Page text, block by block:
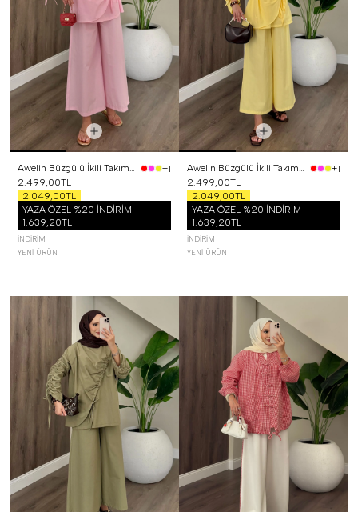
Awelin Büzgülü İkili Takım Pembe
+1
2.499,00TL
2.049,00TL
YAZA ÖZEL %20 İNDİRİM
1.639,20TL
İNDIRIM
YENI ÜRÜN
Awelin Büzgülü İkili Takım Sarı
+1
2.499,00TL
2.049,00TL
YAZA ÖZEL %20 İNDİRİM
1.639,20TL
İNDIRIM
YENI ÜRÜN